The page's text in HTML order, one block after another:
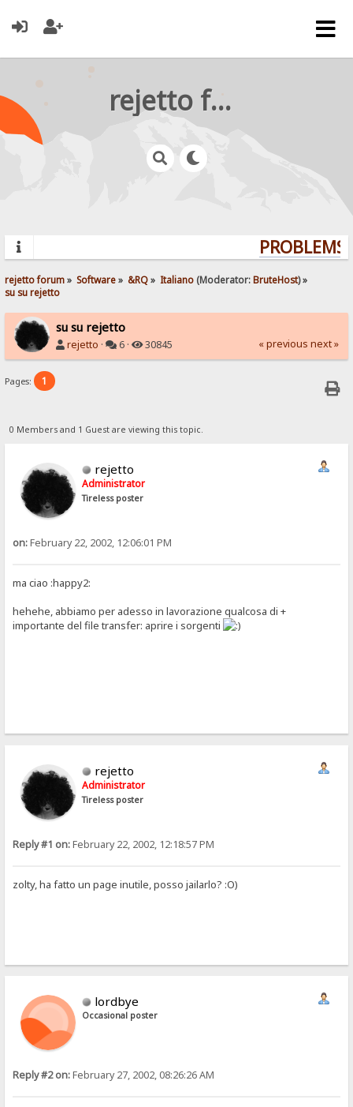
rejetto forum
rejetto forum» Software» &RQ» Italiano (Moderator:BruteHost) »
su su rejetto
su su rejetto
rejetto · 6 · 30845 « previous next »
Pages: 1
0 Members and 1 Guest are viewing this topic.
rejetto
Administrator
Tireless poster
on:February 22, 2002, 12:06:01 PM
ma ciao :happy2:
hehehe, abbiamo per adesso in lavorazione qualcosa di +
importante del file transfer: aprire i sorgenti
rejetto
Administrator
Tireless poster
Reply #1 on:February 22, 2002, 12:18:57 PM
zolty, ha fatto un page inutile, posso jailarlo? :O)
lordbye
Occasional poster
Reply #2 on:February 27, 2002, 08:26:26 AM